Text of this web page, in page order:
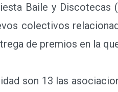
Baile y
colectivos
de premios en la
son 13 las